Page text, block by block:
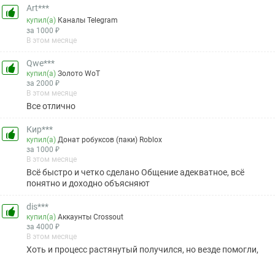
Art***
купил(а) Каналы Telegram
за 1000 ₽
В этом месяце
Qwe***
купил(а)Золото WoT
за 2000 ₽
В этом месяце
Все отлично
Кир***
купил(а)Донат робуксов (паки) Roblox
за 1000 ₽
В этом месяце
Всё быстро и четко сделано Общение адекватное, всё
понятно и доходно объясняют
dis***
купил(а)Аккаунты Crossout
за 4000 ₽
В этом месяце
Хоть и процесс растянутый получился, но везде помогли,